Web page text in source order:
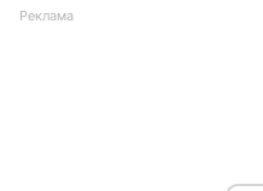
Реклама